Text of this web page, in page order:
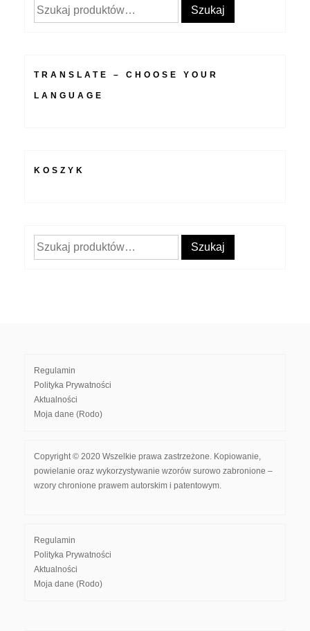
Szukaj: Szukaj
TRANSLATE – CHOOSE YOUR
LANGUAGE
KOSZYK
Szukaj: Szukaj
Regulamin
Polityka Prywatności
Aktualności
Moja dane (Rodo)
Copyright © 2020 Wszelkie prawa zastrzeżone. Kopiowanie,
powielanie oraz wykorzystywanie wzorów surowo zabronione –
wzory chronione prawem autorskim i patentowym.
Regulamin
Polityka Prywatności
Aktualności
Moja dane (Rodo)